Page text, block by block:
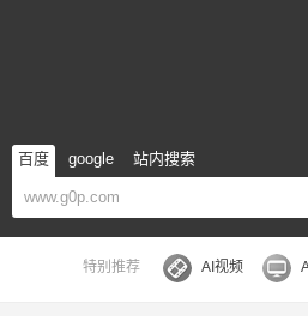
百度 google 站内搜索
特别推荐 AI视频